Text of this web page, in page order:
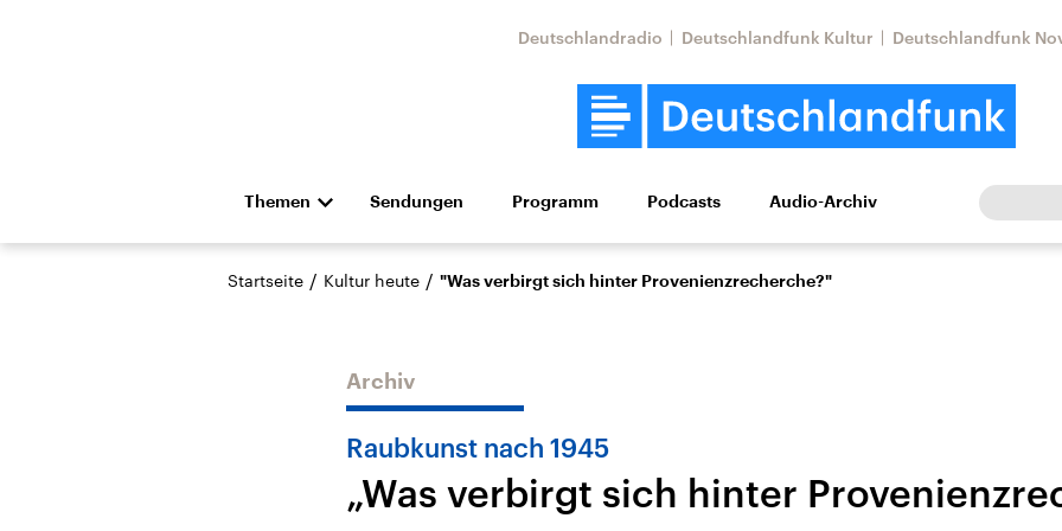
Deutschlandradio Deutschlandfunk Kultur Deutschlandfunk
Themen
Die Nachrichten Politik Wirtschaft Wissen Kultur Europa
Hörspiel und Feature Musik
Landtagswahl Sachsen-
Anhalt 2026
USA
Aktuelle Beiträge,
Nahostkonflikt
Iran
Sendungen Programm Podcasts Audio-Archiv
Startseite / Kultur heute / "Was verbirgt sich hinter Provenienzrecherche?"
Archiv
Raubkunst nach 1945
„Was verbirgt sich hinter